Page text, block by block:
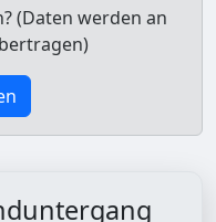
(Daten werden an